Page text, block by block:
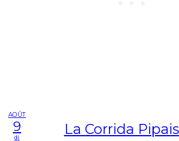
AOÛT
9
di La Corrida